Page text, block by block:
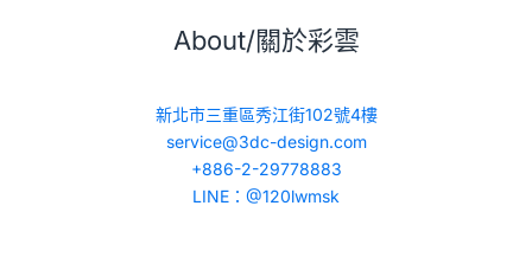
About/關於彩雲
新北市三重區秀江街102號4樓
service@3dc-design.com
+886-2-29778883
LINE：@120lwmsk